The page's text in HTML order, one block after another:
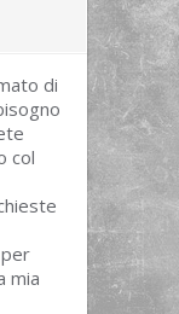
di
col
mia